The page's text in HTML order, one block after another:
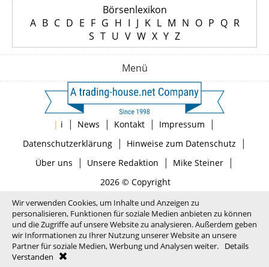
Börsenlexikon
A B C D E F G H I J K L M N O P Q R
S T U V W X Y Z
Menü
| i | News | Kontakt | Impressum |
Datenschutzerklärung| Hinweise zum Datenschutz |
Über uns | Unsere Redaktion | Mike Steiner|
2026 © Copyright
Wir verwenden Cookies, um Inhalte und Anzeigen zu
personalisieren, Funktionen für soziale Medien anbieten zu können
und die Zugriffe auf unsere Website zu analysieren. Außerdem geben
wir Informationen zu Ihrer Nutzung unserer Website an unsere
Partner für soziale Medien, Werbung und Analysen weiter.
Details
Verstanden